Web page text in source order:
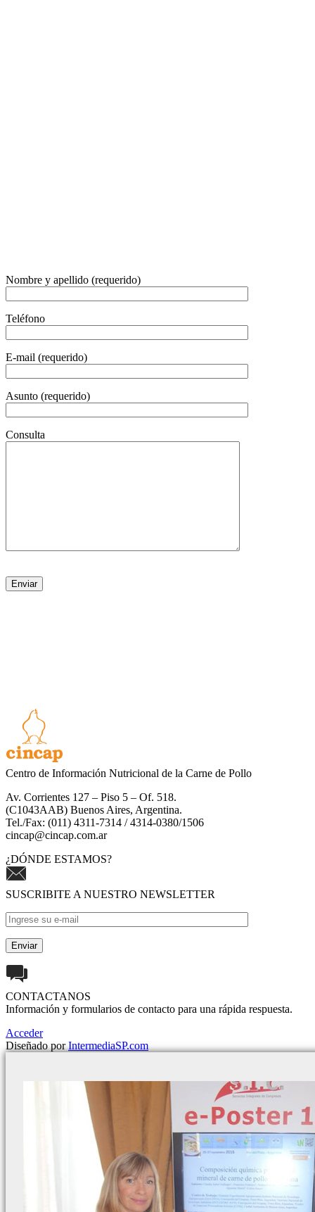
Nombre y apellido (requerido)
Teléfono
E-mail (requerido)
Asunto (requerido)
Consulta
Centro de Información Nutricional de la Carne de Pollo
Av. Corrientes 127 – Piso 5 – Of. 518.
(C1043AAB) Buenos Aires, Argentina.
Tel./Fax: (011) 4311-7314 / 4314-0380/1506
cincap@cincap.com.ar
¿DÓNDE ESTAMOS?
SUSCRIBITE A NUESTRO NEWSLETTER
CONTACTANOS
Información y formularios de contacto para una rápida respuesta.
Acceder
Diseñado porIntermediaSP.com